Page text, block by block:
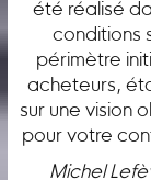
été réalisé
conditions
périmètre
acheteurs,
sur une vision
pour votre
Michel